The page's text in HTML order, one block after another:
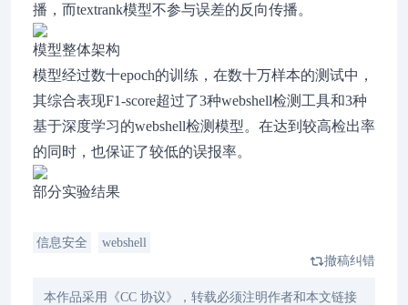
播，而textrank模型不参与误差的反向传播。
模型整体架构
模型经过数十epoch的训练，在数十万样本的测试中，
其综合表现F1-score超过了3种webshell检测工具和3种
基于深度学习的webshell检测模型。在达到较高检出率
的同时，也保证了较低的误报率。
部分实验结果
信息安全
webshell
撤稿纠错
本作品采用《CC 协议》，转载必须注明作者和本文链接